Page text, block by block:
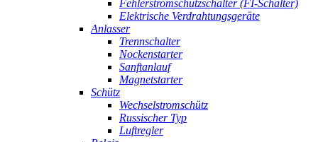
Fehlerstromschutzschalter (FI-Schalter)
Elektrische Verdrahtungsgeräte
Anlasser
Trennschalter
Nockenstarter
Sanftanlauf
Magnetstarter
Schütz
Wechselstromschütz
Russischer Typ
Luftregler